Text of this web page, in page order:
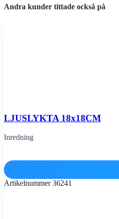
Andra kunder tittade också på
LJUSLYKTA 18x18CM
Inredning
Artikelnummer36241